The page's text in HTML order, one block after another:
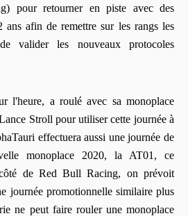
pour retourner en piste avec des
ans afin de remettre sur les rangs les
valider les nouveaux protocoles
l'heure, a roulé avec sa monoplace
Stroll pour utiliser cette journée à
effectuera aussi une journée de
monoplace 2020, la AT01, ce
de Red Bull Racing, on prévoit
journée promotionnelle similaire plus
ne peut faire rouler une monoplace